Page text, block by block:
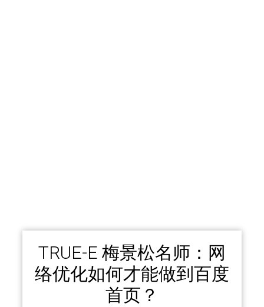
TRUE-E 梅景松名师：网
络优化如何才能做到百度
首页？